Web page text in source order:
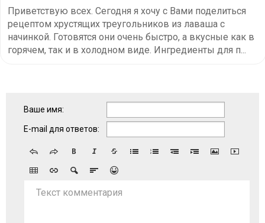
Приветствую всех. Сегодня я хочу с Вами поделиться
рецептом хрустящих треугольников из лаваша с
начинкой. Готовятся они очень быстро, а вкусные как в
горячем, так и в холодном виде. Ингредиенты для п...
Ваше имя:
E-mail для ответов:
Текст комментария